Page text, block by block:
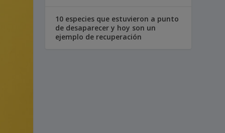
10 especies que estuvieron a punto
de desaparecer y hoy son un
ejemplo de recuperación